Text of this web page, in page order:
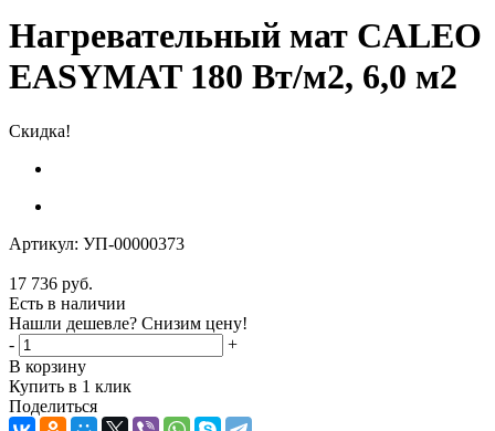
Нагревательный мат CALEO
EASYMAT 180 Вт/м2, 6,0 м2
Скидка!
Артикул: УП-00000373
17 736 руб.
Есть в наличии
Нашли дешевле? Снизим цену!
-
+
В корзину
Купить в 1 клик
Поделиться